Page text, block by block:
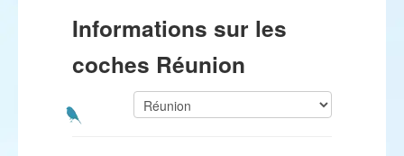
Informations sur les
coches Réunion